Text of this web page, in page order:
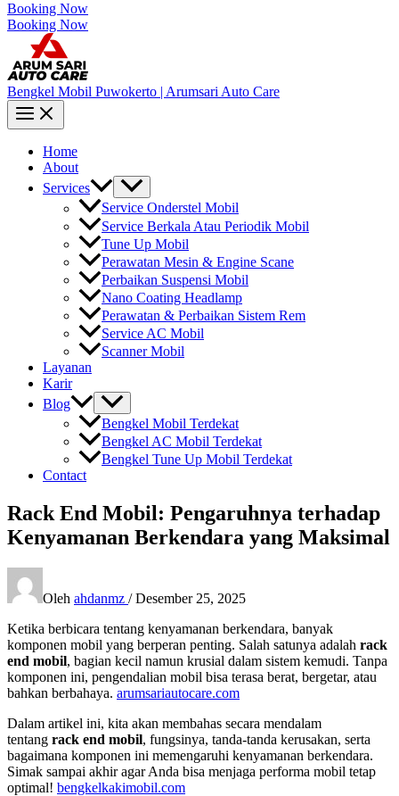
Booking Now
Booking Now
Bengkel Mobil Puwokerto | Arumsari Auto Care
Home
About
Services
Service Onderstel Mobil
Service Berkala Atau Periodik Mobil
Tune Up Mobil
Perawatan Mesin & Engine Scane
Perbaikan Suspensi Mobil
Nano Coating Headlamp
Perawatan & Perbaikan Sistem Rem
Service AC Mobil
Scanner Mobil
Layanan
Karir
Blog
Bengkel Mobil Terdekat
Bengkel AC Mobil Terdekat
Bengkel Tune Up Mobil Terdekat
Contact
Rack End Mobil: Pengaruhnya terhadap
Kenyamanan Berkendara yang Maksimal
Oleh ahdanmz /Desember 25, 2025
Ketika berbicara tentang kenyamanan berkendara, banyak
komponen mobil yang berperan penting. Salah satunya adalah rack
end mobil, bagian kecil namun krusial dalam sistem kemudi. Tanpa
komponen ini, pengendalian mobil bisa terasa berat, bergetar, atau
bahkan berbahaya. arumsariautocare.com
Dalam artikel ini, kita akan membahas secara mendalam
tentang rack end mobil, fungsinya, tanda-tanda kerusakan, serta
bagaimana komponen ini memengaruhi kenyamanan berkendara.
Simak sampai akhir agar Anda bisa menjaga performa mobil tetap
optimal! bengkelkakimobil.com